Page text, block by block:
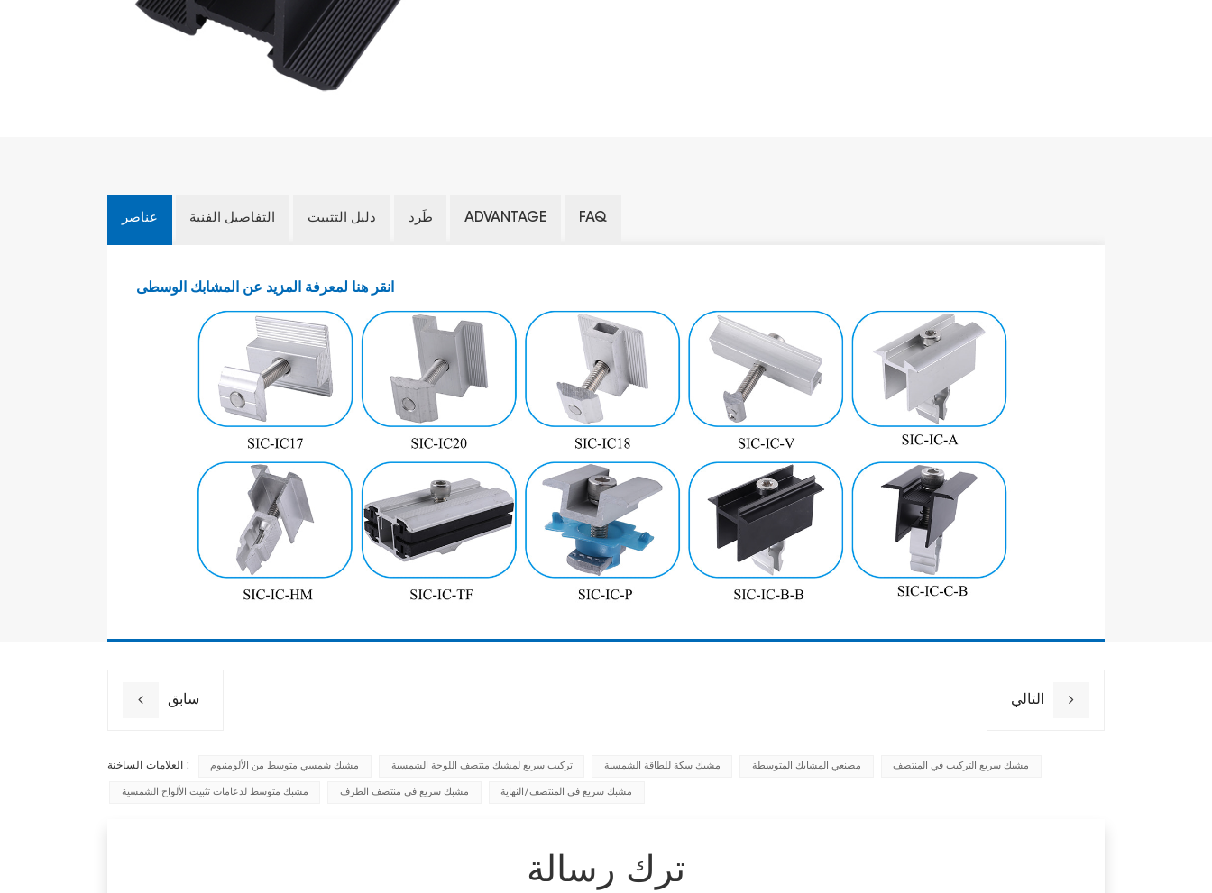
عناصر التفاصيل الفنية دليل التثبيت طَرد ADVANTAGE FAQ
انقر هنا لمعرفة المزيد عن المشابك الوسطى
سابق التالي
العلامات الساخنة : مشبك شمسي متوسط من الألومنيوم تركيب سريع لمشبك منتصف اللوحة الشمسية مشبك سكة للطاقة الشمسية مصنعي المشابك المتوسطة مشبك سريع التركيب في المنتصف
مشبك متوسط لدعامات تثبيت الألواح الشمسية مشبك سريع في منتصف الطرف مشبك سريع في المنتصف/النهاية
ترك رسالة